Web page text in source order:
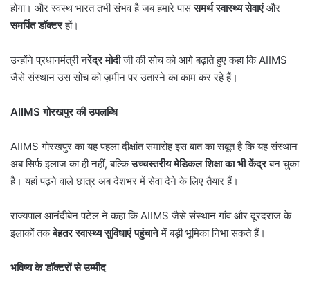
होगा। और स्वस्थ भारत तभी संभव है जब हमारे पाससमर्थ स्वास्थ्य सेवाएंऔर
समर्पित डॉक्टरहों।
उन्होंने प्रधानमंत्रीनरेंद्र मोदीजी की सोच को आगे बढ़ाते हुए कहा कि AIIMS
जैसे संस्थान उस सोच को ज़मीन पर उतारने का काम कर रहे हैं।
AIIMS गोरखपुर की उपलब्धि
AIIMS गोरखपुर का यह पहला दीक्षांत समारोह इस बात का सबूत है कि यह संस्थान
अब सिर्फ इलाज का ही नहीं, बल्किउच्चस्तरीय मेडिकल शिक्षा का भी केंद्रबन चुका
है। यहां पढ़ने वाले छात्र अब देशभर में सेवा देने के लिए तैयार हैं।
राज्यपाल आनंदीबेन पटेल ने कहा कि AIIMS जैसे संस्थान गांव और दूरदराज के
इलाकों तकबेहतर स्वास्थ्य सुविधाएं पहुंचानेमें बड़ी भूमिका निभा सकते हैं।
भविष्य के डॉक्टरों से उम्मीद